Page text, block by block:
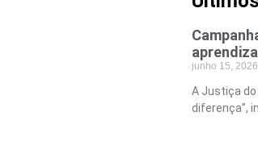
junho 15, 2026
A Justiça do
diferença”,